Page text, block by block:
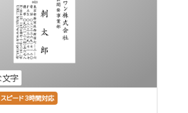
文字
スピード3時間対応